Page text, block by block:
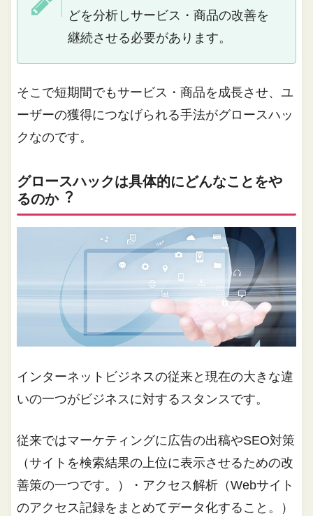
どを分析しサービス・商品の改善を
継続させる必要があります。
そこで短期間でもサービス・商品を成長させ、ユ
ーザーの獲得につなげられる手法がグロースハッ
クなのです。
グロースハックは具体的にどんなことをや
るのか︖
インターネットビジネスの従来と現在の大きな違
いの一つがビジネスに対するスタンスです。
従来ではマーケティングに広告の出稿やSEO対策
（サイトを検索結果の上位に表示させるための改
善策の一つです。）・アクセス解析（Webサイト
のアクセス記録をまとめてデータ化すること。）